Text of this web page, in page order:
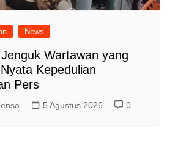
News
Wartawan yang
Kepedulian
Pers
5 Agustus 2026 0